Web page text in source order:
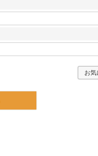
お気